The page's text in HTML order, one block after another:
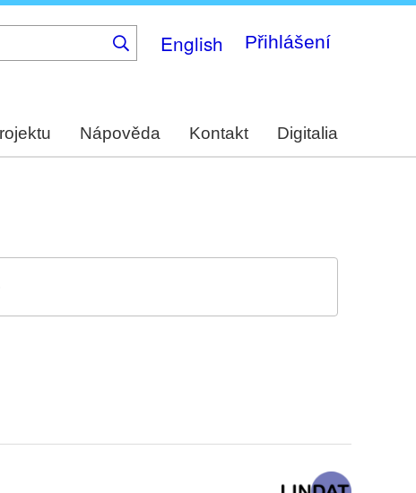
English Přihlášení
Nápověda Kontakt Digitalia